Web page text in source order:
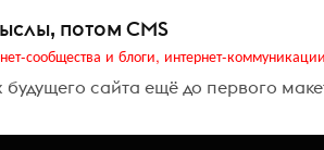
потом CMS
сайта ещё до первого